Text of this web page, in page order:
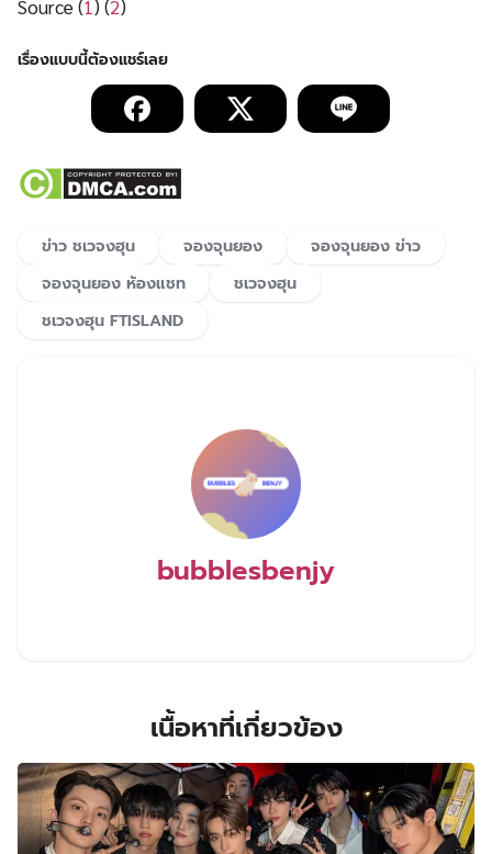
Source (1) (2)
ข่าว ชเวจงฮุน จองจุนยอง
จองจุนยอง ข่าว
จองจุนยอง ห้องแชท
ชเวจงฮุน
ชเวจงฮุน FTISLAND
bubblesbenjy
เนื้อหาที่เกี่ยวข้อง